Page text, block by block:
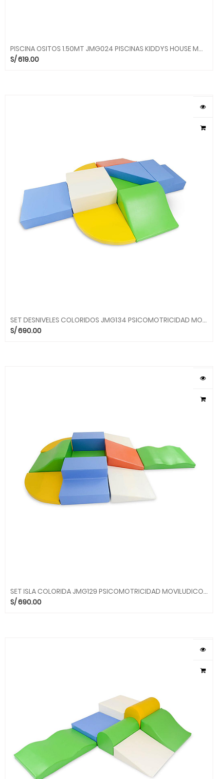
PISCINA OSITOS 1.50MT JMG024 PISCINAS KIDDYS HOUSE MG MGO
S/619.00
SET DESNIVELES COLORIDOS JMG134 PSICOMOTRICIDAD MOVILUDICOS MGO
S/690.00
SET ISLA COLORIDA JMG129 PSICOMOTRICIDAD MOVILUDICOS MGO
S/690.00